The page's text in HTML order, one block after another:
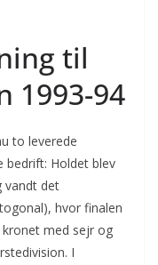
til
1993-94
to leverede
bedrift: Holdet blev
vandt det
hvor finalen
med sejr og
I